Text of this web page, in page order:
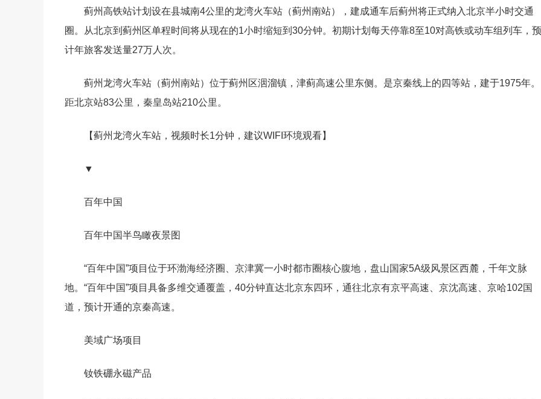
蓟州高铁站计划设在县城南4公里的龙湾火车站（蓟州南站），建成通车后蓟州将正式纳入北京半小时交通
圈。从北京到蓟州区单程时间将从现在的1小时缩短到30分钟。初期计划每天停靠8至10对高铁或动车组列车，预
计年旅客发送量27万人次。
蓟州龙湾火车站（蓟州南站）位于蓟州区洇溜镇，津蓟高速公里东侧。是京秦线上的四等站，建于1975年。
距北京站83公里，秦皇岛站210公里。
【蓟州龙湾火车站，视频时长1分钟，建议WIFI环境观看】
▼
百年中国
百年中国半鸟瞰夜景图
“百年中国”项目位于环渤海经济圈、京津冀一小时都市圈核心腹地，盘山国家5A级风景区西麓，千年文脉
地。“百年中国”项目具备多维交通覆盖，40分钟直达北京东四环，通往北京有京平高速、京沈高速、京哈102国
道，预计开通的京秦高速。
美域广场项目
钕铁硼永磁产品